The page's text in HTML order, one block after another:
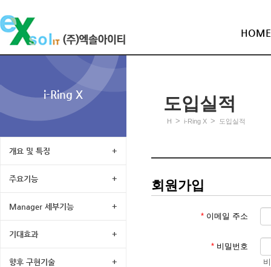
HOME
i-Ring X
개요 및 특징 +
주요기능 +
Manager 세부기능 +
기대효과 +
향후 구현기술 +
도입실적
H > i-Ring X > 도입실적
회원가입
* 이메일 주소
* 비밀번호